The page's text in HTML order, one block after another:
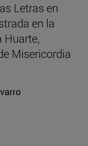
Letras en
en la
Huarte,
Misericordia